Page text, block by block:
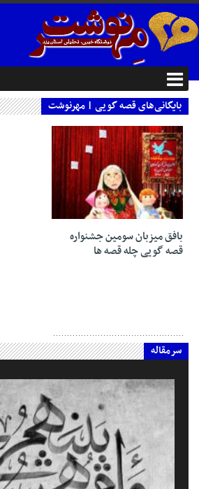
بایگانی‌های قصه گویی | مهرنوشت
23 آگوست 2020
بافق میزبان سومین جشنواره
قصه گویی چله قصه ها
سرمقاله